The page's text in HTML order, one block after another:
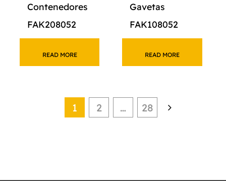
Contenedores
FAK208052
READ MORE
Gavetas
FAK108052
READ MORE
1 2 … 28